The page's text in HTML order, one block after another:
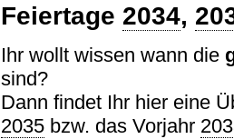
Feiertage 2034,
Ihr wollt wissen wann die
sind?
Dann findet Ihr hier eine
2035 bzw. das Vorjahr